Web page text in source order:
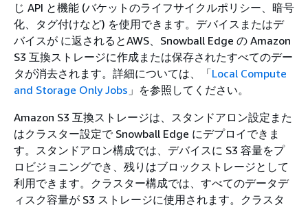
じ API と機能 (バケットのライフサイクルポリシー、暗号
化、タグ付けなど) を使用できます。デバイスまたはデ
バイスが に返されるとAWS、Snowball Edge の Amazon
S3 互換ストレージに作成または保存されたすべてのデー
タが消去されます。詳細については、「Local Compute
and Storage Only Jobs 」を参照してください。
Amazon S3 互換ストレージは、スタンドアロン設定また
はクラスター設定で Snowball Edge にデプロイできま
す。スタンドアロン構成では、デバイスに S3 容量をプ
ロビジョニングでき、残りはブロックストレージとして
利用できます。クラスター構成では、すべてのデータデ
ィスク容量が S3 ストレージに使用されます。クラスタ